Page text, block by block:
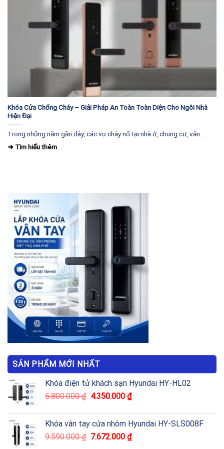
Khóa Cửa Chống Cháy – Giải Pháp An Toàn Toàn Diện Cho Ngôi Nhà
Hiện Đại
Trong những năm gần đây, các vụ cháy nổ tại nhà ở, chung cư, văn...
SẢN PHẨM MỚI NHẤT
Khóa điện tử khách sạn Hyundai HY-HL02
5.800.000₫ 4.350.000 ₫
Khóa vân tay cửa nhôm Hyundai HY-SLS008F
9.590.000₫ 7.672.000 ₫